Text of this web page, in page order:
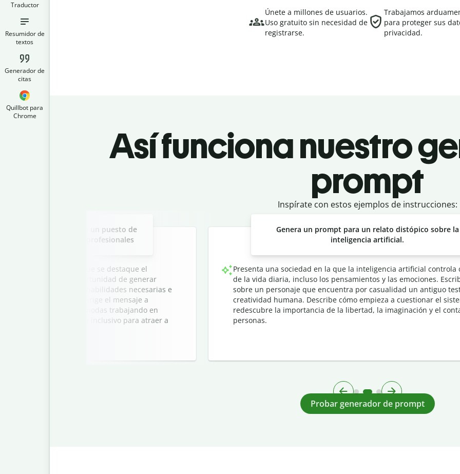
Traductor
Resumidor de
textos
Generador de
citas
Quillbot para
Chrome
Únete a millones de usuarios.
Uso gratuito sin necesidad de
registrarse.
Trabajamos
para proteger sus
privacidad.
Así funciona nuestro
prompt
Inspírate con estos ejemplos de instrucciones:
para una descripción de un puesto de
a los mejores perfiles profesionales
de trabajo en la que se destaque el
en equipo y la oportunidad de generar
las cualificaciones y las habilidades necesarias e
de la empresa. Dirige el mensaje a
y que se sientan cómodas trabajando en
tono claro, atractivo e inclusivo para atraer a
Genera un prompt para un relato distópico sobre la
inteligencia artificial.
Presenta una sociedad en la que la inteligencia artificial controla
de la vida diaria, incluso los pensamientos y las emociones.
sobre un personaje que encuentra por casualidad un antiguo
creatividad humana. Describe cómo empieza a cuestionar el
redescubre la importancia de la libertad, la imaginación y el
personas.
Probar generador de prompt